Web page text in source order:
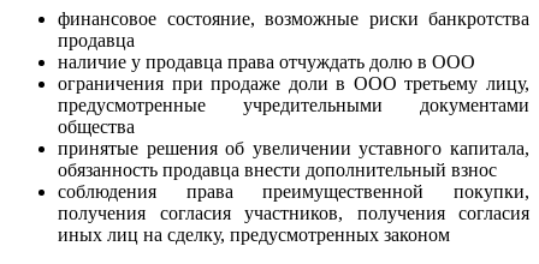
финансовое состояние, возможные риски банкротства
продавца
наличие у продавца права отчуждать долю в ООО
ограничения при продаже доли в ООО третьему лицу,
предусмотренные учредительными документами
общества
принятые решения об увеличении уставного капитала,
обязанность продавца внести дополнительный взнос
соблюдения права преимущественной покупки,
получения согласия участников, получения согласия
иных лиц на сделку, предусмотренных законом